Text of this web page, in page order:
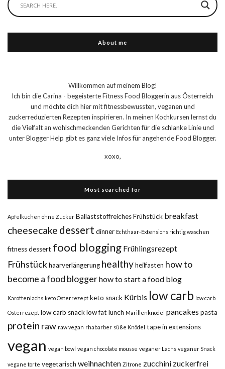
About me
Willkommen auf meinem Blog!
Ich bin die Carina - begeisterte Fitness Food Bloggerin aus Österreich
und möchte dich hier mit fitnessbewussten, veganen und
zuckerreduzierten Rezepten inspirieren. In meinen Kochkursen lernst du
die Vielfalt an wohlschmeckenden Gerichten für die schlanke Linie und
unter Blogger Help gibt es ganz viele Infos für angehende Food Blogger.
xoxo,
Most searched for
Apfelkuchen ohne Zucker Ballaststoffreiches Frühstück breakfast
cheesecake dessert dinner Echthaar-Extensions richtig waschen
fitness dessert food blogging Frühlingsrezept
Frühstückhaarverlängerung healthyheilfasten how to
become a food bloggerhow to start a food blog
Karottenlachs keto Osterrezept keto snack Kürbis low carb low carb
Osterrezept low carb snacklow fat lunch Marillenknödel pancakes pasta
protein raw raw vegan rhabarber süße Knödel tape in extensions
vegan vegan bowl vegan chocolate mousse veganer Lachs veganer Snack
vegane torte vegetarisch weihnachten Zitrone zucchini zuckerfrei